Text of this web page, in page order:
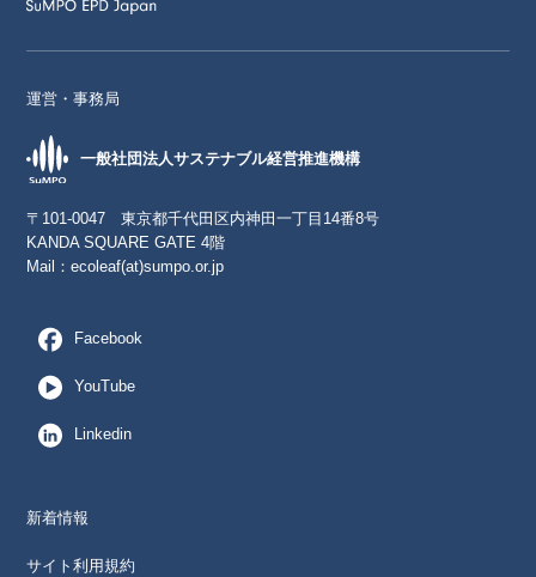
運営・事務局
一般社団法人サステナブル経営推進機構
〒101-0047 東京都千代田区内神田一丁目14番8号
KANDA SQUARE GATE 4階
Mail：ecoleaf(at)sumpo.or.jp
Facebook
YouTube
Linkedin
新着情報
サイト利用規約